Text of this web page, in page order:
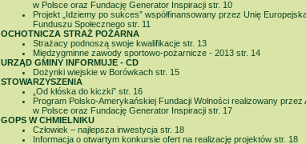
w Polsce oraz Fundację Generator Inspiracji str. 10
Projekt „Idziemy po sukces” współfinansowany przez Unię
Funduszu Społecznego str. 11
OCHOTNICZA STRAŻ POŻARNA
Strażacy podnoszą swoje kwalifikacje str. 13
Międzygminne zawody sportowo-pożarnicze - 2013 str. 14
URZĄD GMINY INFORMUJE - CD
Dożynki wiejskie w Borówkach str. 15
STOWARZYSZENIA
„Od kłóska do kiczki” str. 16
Program Polsko-Amerykańskiej Fundacji Wolności realizowany przez
w Polsce oraz Fundację Generator Inspiracji str. 17
GOPS W CHMIELNIKU
Człowiek – najlepsza inwestycja str. 18
Informacja o otwartym konkursie ofert na realizację projektów str. 18